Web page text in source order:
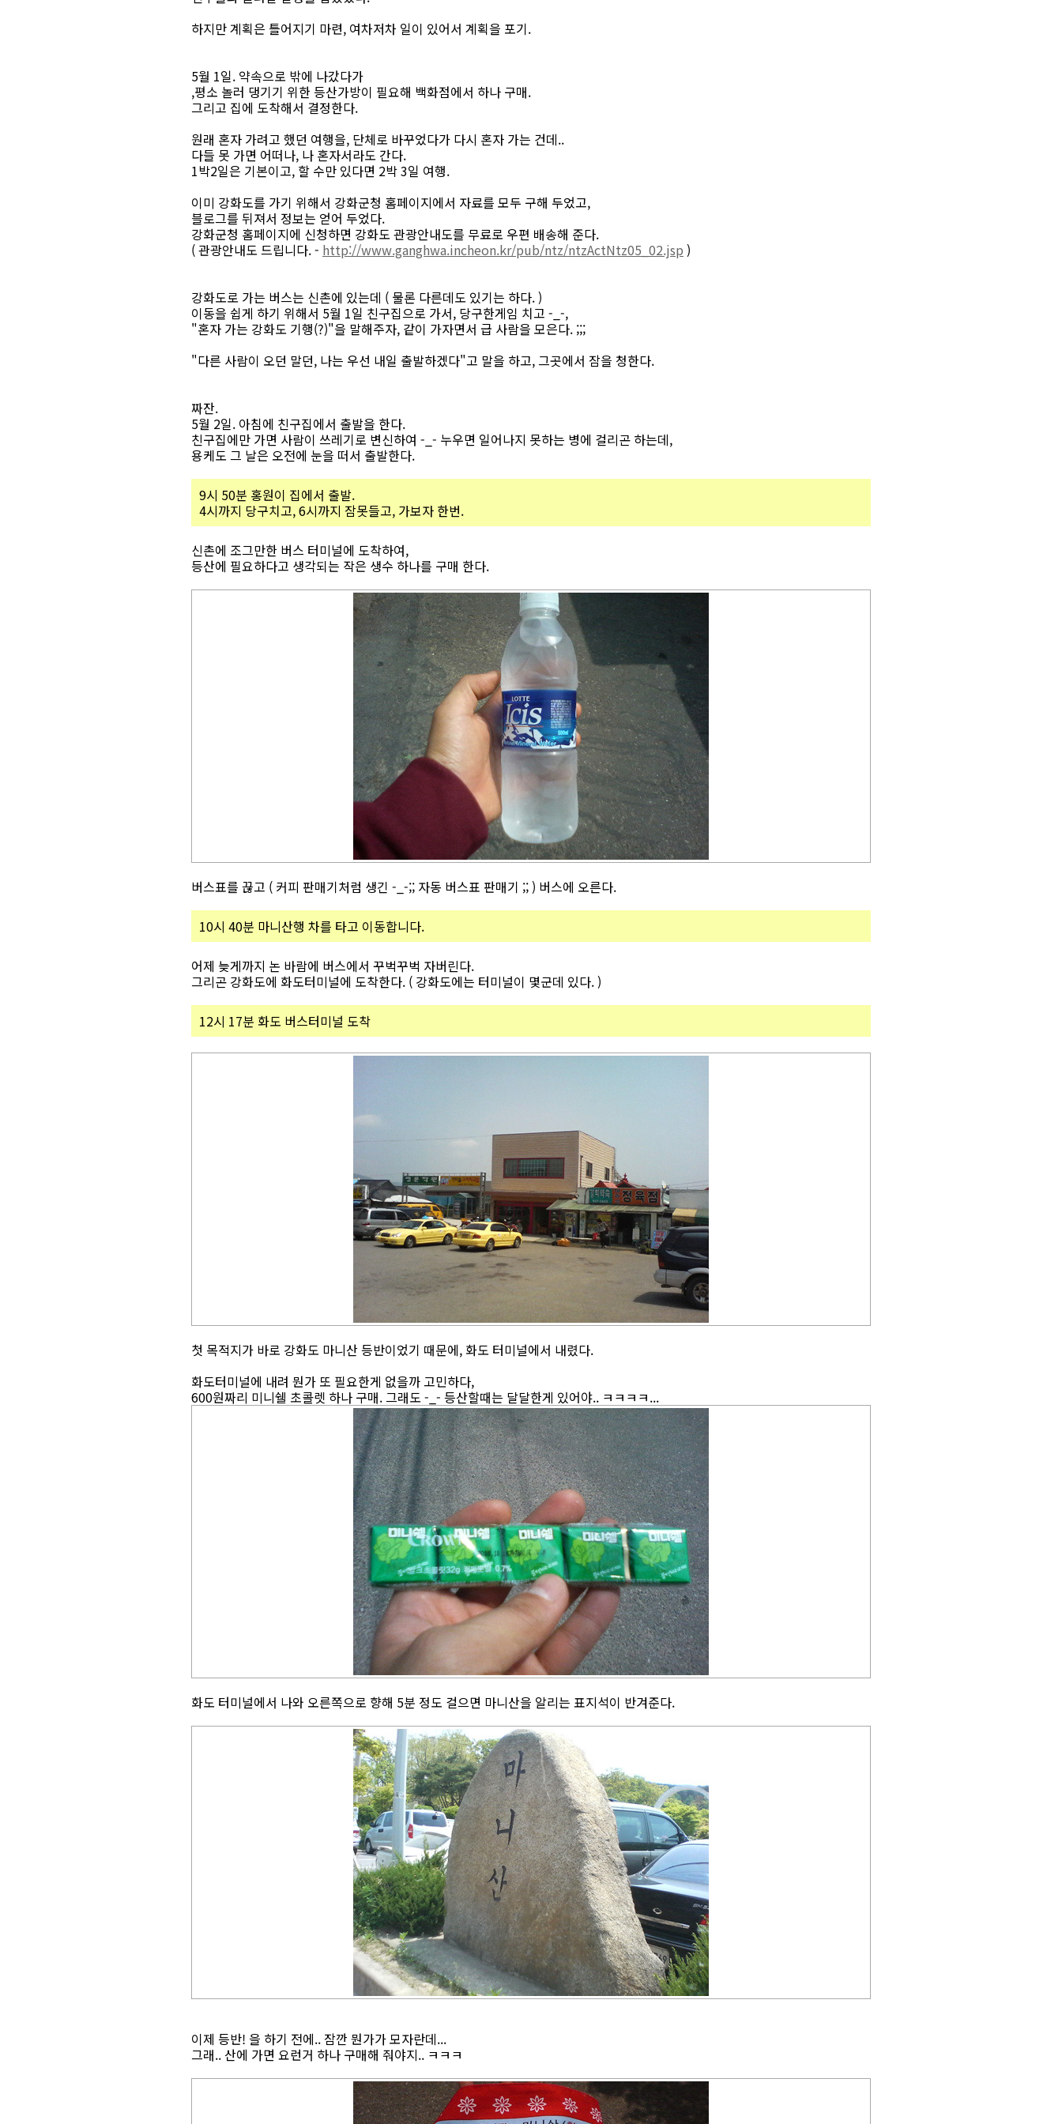
하지만 계획은 틀어지기 마련, 여차저차 일이 있어서 계획을 포기.
5월 1일. 약속으로 밖에 나갔다가
,평소 놀러 댕기기 위한 등산가방이 필요해 백화점에서 하나 구매.
그리고 집에 도착해서 결정한다.
원래 혼자 가려고 했던 여행을, 단체로 바꾸었다가 다시 혼자 가는 건데..
다들 못 가면 어떠나, 나 혼자서라도 간다.
1박2일은 기본이고, 할 수만 있다면 2박 3일 여행.
이미 강화도를 가기 위해서 강화군청 홈페이지에서 자료를 모두 구해 두었고,
블로그를 뒤져서 정보는 얻어 두었다.
강화군청 홈페이지에 신청하면 강화도 관광안내도를 무료로 우편 배송해 준다.
( 관광안내도 드립니다. - http://www.ganghwa.incheon.kr/pub/ntz/ntzActNtz05_02.jsp )
강화도로 가는 버스는 신촌에 있는데 ( 물론 다른데도 있기는 하다. )
이동을 쉽게 하기 위해서 5월 1일 친구집으로 가서, 당구한게임 치고 -_-,
"혼자 가는 강화도 기행(?)"을 말해주자, 같이 가자면서 급 사람을 모은다. ;;;
"다른 사람이 오던 말던, 나는 우선 내일 출발하겠다"고 말을 하고, 그곳에서 잠을 청한다.
짜잔.
5월 2일. 아침에 친구집에서 출발을 한다.
친구집에만 가면 사람이 쓰레기로 변신하여 -_- 누우면 일어나지 못하는 병에 걸리곤 하는데,
용케도 그 날은 오전에 눈을 떠서 출발한다.
9시 50분 홍원이 집에서 출발.
4시까지 당구치고, 6시까지 잠못들고, 가보자 한번.
신촌에 조그만한 버스 터미널에 도착하여,
등산에 필요하다고 생각되는 작은 생수 하나를 구매 한다.
버스표를 끊고 ( 커피 판매기처럼 생긴 -_-;; 자동 버스표 판매기 ;; ) 버스에 오른다.
10시 40분 마니산행 차를 타고 이동합니다.
어제 늦게까지 논 바람에 버스에서 꾸벅꾸벅 자버린다.
그리곤 강화도에 화도터미널에 도착한다. ( 강화도에는 터미널이 몇군데 있다. )
12시 17분 화도 버스터미널 도착
첫 목적지가 바로 강화도 마니산 등반이었기 때문에, 화도 터미널에서 내렸다.
화도터미널에 내려 뭔가 또 필요한게 없을까 고민하다,
600원짜리 미니쉘 초콜렛 하나 구매. 그래도 -_- 등산할때는 달달한게 있어야.. ㅋㅋㅋㅋ...
화도 터미널에서 나와 오른쪽으로 향해 5분 정도 걸으면 마니산을 알리는 표지석이 반겨준다.
이제 등반! 을 하기 전에.. 잠깐 뭔가가 모자란데...
그래.. 산에 가면 요런거 하나 구매해 줘야지.. ㅋㅋㅋ